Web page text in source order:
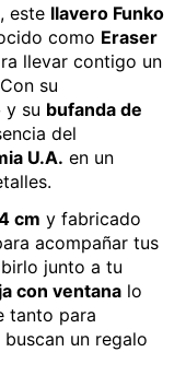
, este llavero Funko
como Eraser
llevar contigo un
su
y su bufanda de
del
U.A. en un
cm y fabricado
acompañar tus
junto a tu
con ventana lo
tanto para
un regalo